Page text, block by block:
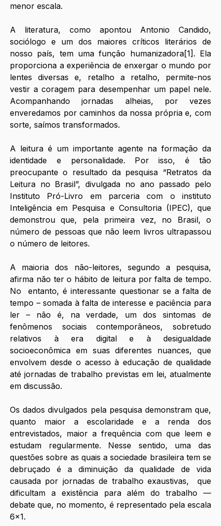
menor escala.
A literatura, como apontou Antonio Candido,
sociólogo e um dos maiores críticos literários de
nosso país, tem uma função humanizadora[1]. Ela
proporciona a experiência de enxergar o mundo por
lentes diversas e, retalho a retalho, permite-nos
vestir a coragem para desempenhar um papel nele.
Acompanhando jornadas alheias, por vezes
enveredamos por caminhos da nossa própria e, com
sorte, saímos transformados.
A leitura é um importante agente na formação da
identidade e personalidade. Por isso, é tão
preocupante o resultado da pesquisa “Retratos da
Leitura no Brasil”, divulgada no ano passado pelo
Instituto Pró-Livro em parceria com o instituto
Inteligência em Pesquisa e Consultoria (IPEC), que
demonstrou que, pela primeira vez, no Brasil, o
número de pessoas que não leem livros ultrapassou
o número de leitores.
A maioria dos não-leitores, segundo a pesquisa,
afirma não ter o hábito de leitura por falta de tempo.
No  entanto, é interessante questionar se a falta de
tempo – somada à falta de interesse e paciência para
ler – não é, na verdade, um dos sintomas de
fenômenos sociais contemporâneos, sobretudo
relativos à era digital e à desigualdade
socioeconômica em suas diferentes nuances, que
envolvem desde o acesso à educação de qualidade
até jornadas de trabalho previstas em lei, atualmente
em discussão.
Os dados divulgados pela pesquisa demonstram que,
quanto maior a escolaridade e a renda dos
entrevistados, maior a frequência com que leem e
estudam regularmente. Nesse sentido, uma das
questões sobre as quais a sociedade brasileira tem se
debruçado é a diminuição da qualidade de vida
causada por jornadas de trabalho exaustivas,  que
dificultam a existência para além do trabalho —
debate que, no momento, é representado pela escala
6x1.